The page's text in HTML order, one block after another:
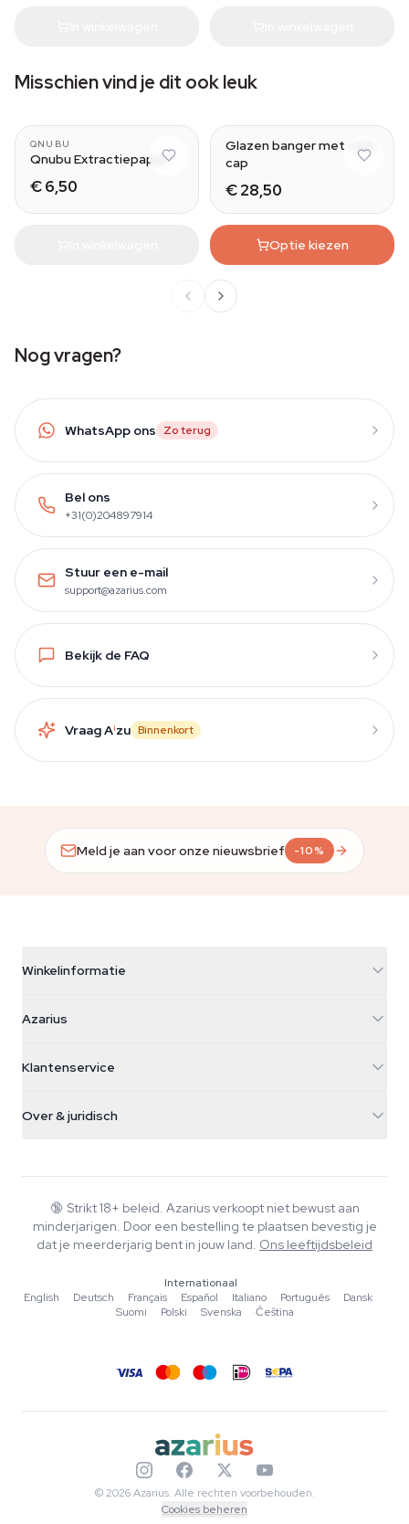
Misschien vind je dit ook leuk
QNUBU
Qnubu Extractiepapier
€ 6,50
Glazen banger met carb
cap
€ 28,50
Optie kiezen
Nog vragen?
WhatsApp ons Zo terug
Bel ons
+31(0)204897914
Stuur een e-mail
support@azarius.com
Bekijk de FAQ
Vraag Aizu Binnenkort
Meld je aan voor onze nieuwsbrief -10%
Winkelinformatie
Galvaniweg 11
Nederland
+31(0)204897914
Azarius
Smokeshop
Klantenservice
Retourbeleid
Veelgestelde vragen
Privacybeleid
Over & juridisch
Wiki
Muziek
Redactionele normen
Tools & Calculators
🔞 Strikt 18+ beleid. Azarius verkoopt niet bewust aan
minderjarigen. Door een bestelling te plaatsen bevestig je
dat je meerderjarig bent in jouw land. Ons leeftijdsbeleid
Internationaal
English
·Deutsch ·Français ·Español ·Italiano ·Português ·Dansk
·
Suomi
·Polski ·Svenska ·Čeština
© 2026 Azarius. Alle rechten voorbehouden.
Cookies beheren